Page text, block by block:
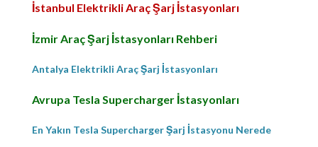
İstanbul Elektrikli Araç Şarj İstasyonları
İzmir Araç Şarj İstasyonları Rehberi
Antalya Elektrikli Araç Şarj İstasyonları
Avrupa Tesla Supercharger İstasyonları
En Yakın Tesla Supercharger Şarj İstasyonu Nerede